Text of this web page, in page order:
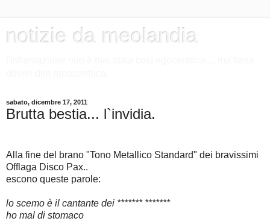
notizie da meolandia
sabato, dicembre 17, 2011
Brutta bestia... l`invidia.
Alla fine del brano "Tono Metallico Standard" dei bravissimi
Offlaga Disco Pax..
escono queste parole:
lo scemo è il cantante dei ******* *******
ho mal di stomaco